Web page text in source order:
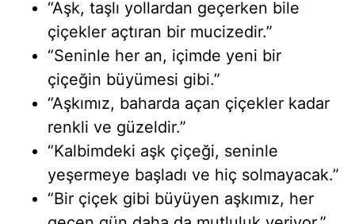
“Aşk, taşlı yollardan geçerken bile
çiçekler açtıran bir mucizedir.”
“Seninle her an, içimde yeni bir
çiçeğin büyümesi gibi.”
“Aşkımız, baharda açan çiçekler kadar
renkli ve güzeldir.”
“Kalbimdeki aşk çiçeği, seninle
yeşermeye başladı ve hiç solmayacak.”
“Bir çiçek gibi büyüyen aşkımız, her